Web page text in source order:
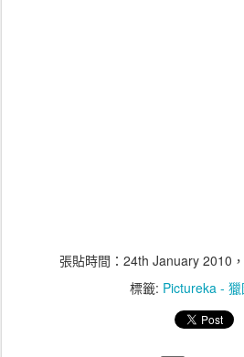
張貼時間： 24th January 2010
標籤: Pictureka -